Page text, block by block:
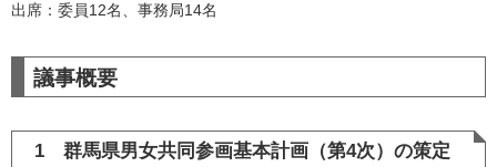
出席：委員12名、事務局14名
議事概要
1 群馬県男女共同参画基本計画（第4次）の策定